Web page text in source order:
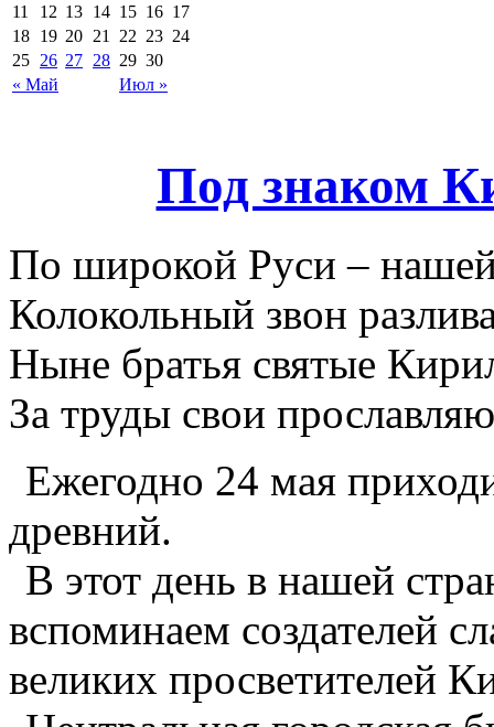
« Май Июл »
11
12 13 14 15 16 17
18 19 20 21 22 23 24
25 26 27 28 29 30
Под знаком
По широкой Руси –
Колокольный звон
Ныне братья святые
За труды свои
Ежегодно 24 мая
древний.
В этот день в нашей
вспоминаем создателей
великих просветителей